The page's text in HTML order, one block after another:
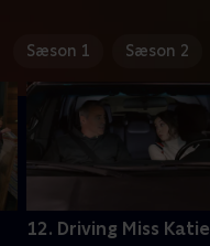
Sæson 1 Sæson 2
12. Driving Miss Katie